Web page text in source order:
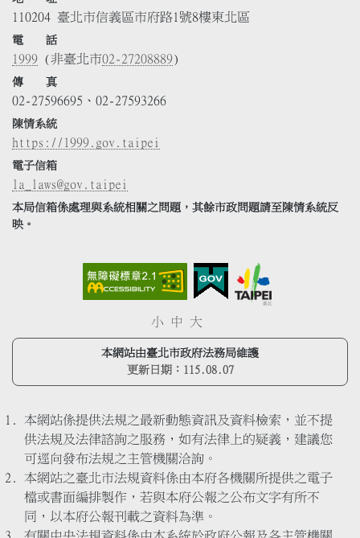
110204 臺北市信義區市府路1號8樓東北區
電 話
1999 (非臺北市02-27208889)
傳 真
02-27596695、02-27593266
陳情系統
https://1999.gov.taipei
電子信箱
la_laws@gov.taipei
本局信箱係處理與系統相關之問題，其餘市政問題請至陳情系統反
映。
小 中 大
本網站由臺北市政府法務局維護
更新日期： 115.08.07
本網站係提供法規之最新動態資訊及資料檢索，並不提
供法規及法律諮詢之服務，如有法律上的疑義，建議您
可逕向發布法規之主管機關洽詢。
本網站之臺北市法規資料係由本府各機關所提供之電子
檔或書面編排製作，若與本府公報之公布文字有所不
同，以本府公報刊載之資料為準。
有關中央法規資料係由本系統於政府公報及各主管機關